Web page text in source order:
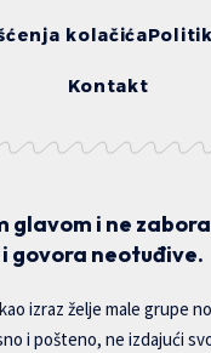
kolačića
Kontakt
glavom i ne
govora neotuđive.
izraz želje male grupe
i pošteno, ne izdajući